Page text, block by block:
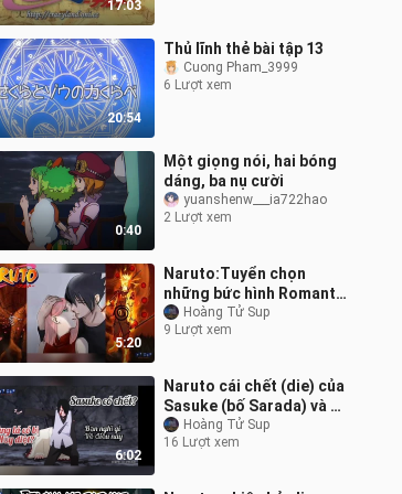
17:03
20:54
Thủ lĩnh thẻ bài tập 13
Cuong Pham_3999
6 Lượt xem
0:40
Một giọng nói, hai bóng
dáng, ba nụ cười
yuanshenw___ia722hao
2 Lượt xem
5:20
Naruto:Tuyển chọn
những bức hình Romantic
nhất giữa Naruto-Hinata
Sasuke-Sakura Buruto-
Hoàng Tử Sup
9 Lượt xem
6:02
Naruto cái chết (die) của
Sasuke (bố Sarada) và sự
sụp đổ của thế giới ninja
liệu có xảy ra ?
Hoàng Tử Sup
16 Lượt xem